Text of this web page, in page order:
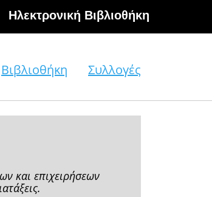
Hλεκτρονική Βιβλιοθήκη
Βιβλιοθήκη Συλλογές
και επιχειρήσεων